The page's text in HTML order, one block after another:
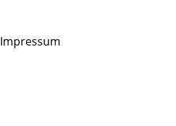
Impressum